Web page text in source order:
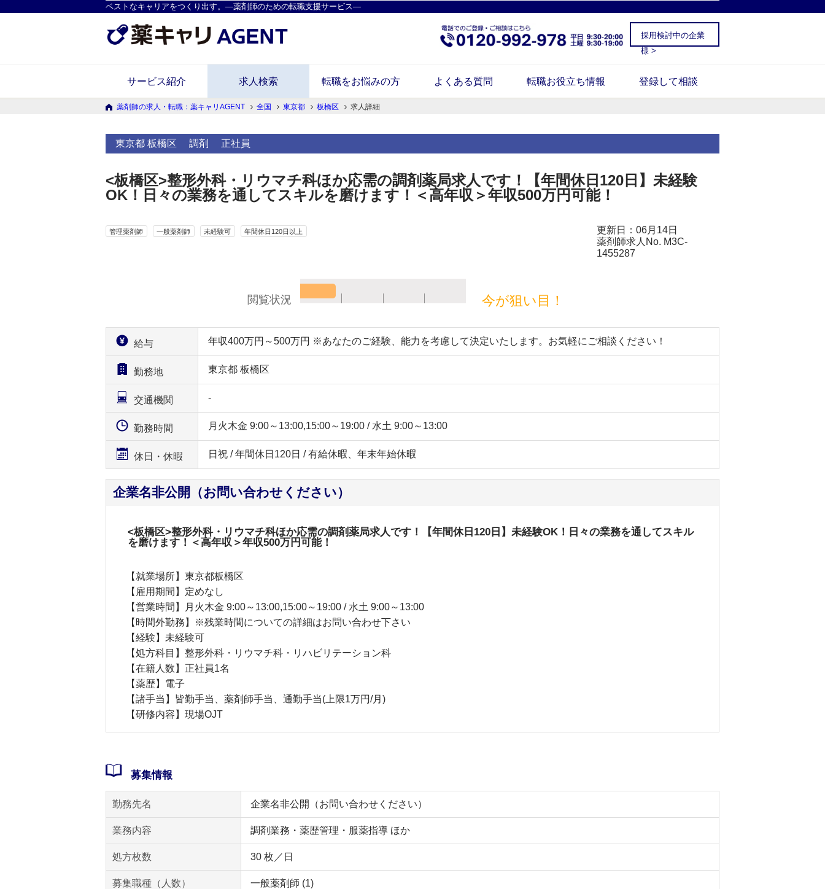
ベストなキャリアをつくり出す。―薬剤師のための転職支援サービス―
採用検討中の企業
様 >
サービス紹介 求人検索 転職をお悩みの方 よくある質問 転職お役立ち情報 登録して相談
薬剤師の求人・転職：薬キャリAGENT 全国 東京都 板橋区 求人詳細
東京都 板橋区 調剤 正社員
<板橋区>整形外科・リウマチ科ほか応需の調剤薬局求人です！【年間休日120日】未経験
OK！日々の業務を通してスキルを磨けます！＜高年収＞年収500万円可能！
管理薬剤師 一般薬剤師 未経験可 年間休日120日以上
更新日：06月14日
薬剤師求人No. M3C-
1455287
閲覧状況 今が狙い目！
給与 年収400万円～500万円 ※あなたのご経験、能力を考慮して決定いたします。お気軽にご相談ください！
勤務地 東京都 板橋区
交通機関 -
勤務時間 月火木金 9:00～13:00,15:00～19:00 / 水土 9:00～13:00
休日・休暇 日祝 / 年間休日120日 / 有給休暇、年末年始休暇
企業名非公開（お問い合わせください）
<板橋区>整形外科・リウマチ科ほか応需の調剤薬局求人です！【年間休日120日】未経験OK！日々の業務を通してスキル
を磨けます！＜高年収＞年収500万円可能！
【就業場所】東京都板橋区
【雇用期間】定めなし
【営業時間】月火木金 9:00～13:00,15:00～19:00 / 水土 9:00～13:00
【時間外勤務】※残業時間についての詳細はお問い合わせ下さい
【経験】未経験可
【処方科目】整形外科・リウマチ科・リハビリテーション科
【在籍人数】正社員1名
【薬歴】電子
【諸手当】皆勤手当、薬剤師手当、通勤手当(上限1万円/月)
【研修内容】現場OJT
募集情報
勤務先名 企業名非公開（お問い合わせください）
業務内容 調剤業務・薬歴管理・服薬指導 ほか
処方枚数 30 枚／日
募集職種（人数） 一般薬剤師 (1)